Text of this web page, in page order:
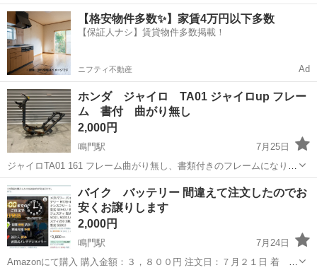
躍中！寮費無料★備品付き1R寮完備！自宅からマイカー通勤OK！無料
駐車場完備◎正社員登用制度あり！《徳島県板野郡松茂町》 人気の工
場のお仕事 ◇車載用リチウ...
徳島 その他
【格安物件多数✨】家賃4万円以下多数
【保証人ナシ】賃貸物件多数掲載！
ニフティ不動産 Ad
ホンダ ジャイロ TA01 ジャイロup フレー
ム 書付 曲がり無し
2,000円
鳴門駅
7月25日
ジャイロTA01 161 フレーム曲がり無し、書類付きのフレームになりま
す。
徳島 鳴門市 鳴門駅 ホンダ
バイク バッテリー 間違えて注文したのでお
安くお譲りします
2,000円
鳴門駅
7月24日
Amazonにて購入 購入金額：３，８００円 注文日：７月２１日 着